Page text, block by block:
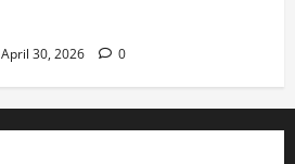
April 30, 2026 0